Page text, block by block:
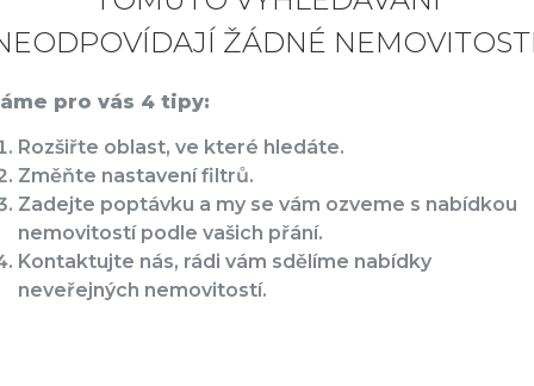
ŽÁDNÉ
pro vás 4 tipy:
Rozšiřte oblast, ve které hledáte.
Změňte nastavení filtrů.
Zadejte poptávku a my se vám ozveme s nabídkou
nemovitostí podle vašich přání.
Kontaktujte nás, rádi vám sdělíme nabídky
neveřejných nemovitostí.